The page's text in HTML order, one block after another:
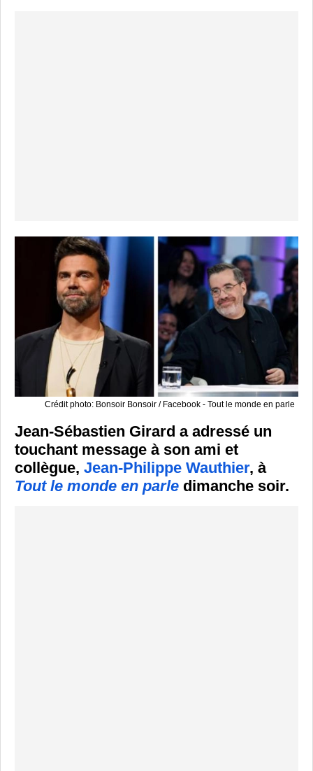
Crédit photo: Bonsoir Bonsoir / Facebook - Tout le monde en parle
Jean-Sébastien Girard a adressé un
touchant message à son ami et
collègue, Jean-Philippe Wauthier, à
Tout le monde en parle dimanche soir.